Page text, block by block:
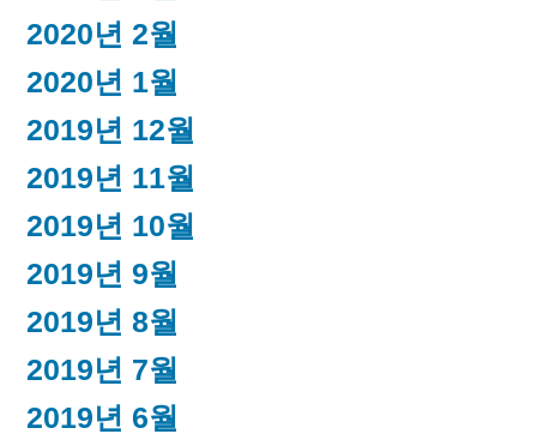
2020년 2월
2020년 1월
2019년 12월
2019년 11월
2019년 10월
2019년 9월
2019년 8월
2019년 7월
2019년 6월